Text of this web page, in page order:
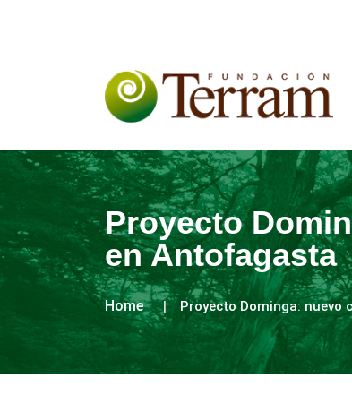
Proyecto
en Antofagasta
Home Proyecto Dominga: